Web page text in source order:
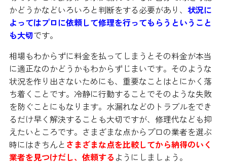
かどうかなどいろいろと判断をする必要があり、 状況に
よってはプロに依頼して修理を行ってもらうということ
も大切です。
相場もわからずに料金を払ってしまうとその料金が本当
に適正なのかどうかもわからずじまいです。そのような
状況を作り出さないためにも、重要なことはとにかく落
ち着くことです。冷静に行動することでそのような失敗
を防ぐことにもなります。水漏れなどのトラブルをでき
るだけ早く解決することも大切ですが、修理代なども抑
えたいところです。さまざまな点からプロの業者を選ぶ
時にはきちんと さまざまな点を比較してから納得のいく
業者を見つけだし、依頼する ようにしましょう。